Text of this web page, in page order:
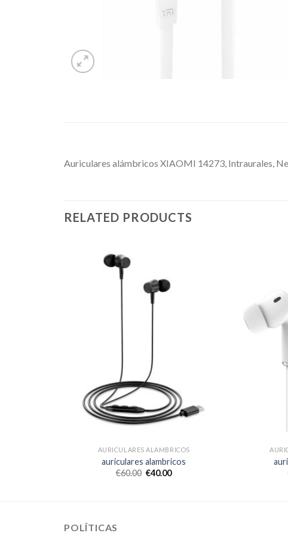
Auriculares alámbricos XIAOMI 14273, Intraurales,
RELATED PRODUCTS
AURICULARES ALAMBRICOS
auriculares alambricos
€60.00 €40.00
POLÍTICAS